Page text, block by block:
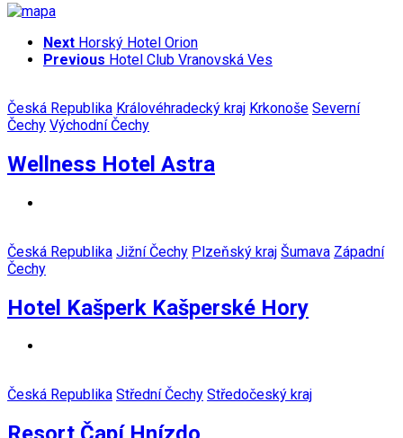
Next Horský Hotel Orion
Previous Hotel Club Vranovská Ves
Česká Republika Královéhradecký kraj Krkonoše Severní
Čechy Východní Čechy
Wellness Hotel Astra
Česká Republika Jižní Čechy Plzeňský kraj Šumava Západní
Čechy
Hotel Kašperk Kašperské Hory
Česká Republika Střední Čechy Středočeský kraj